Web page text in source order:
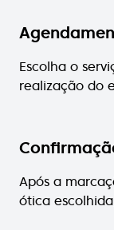
Escolha o
realização do
Após a
ótica